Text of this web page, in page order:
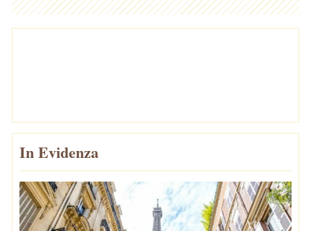
In Evidenza